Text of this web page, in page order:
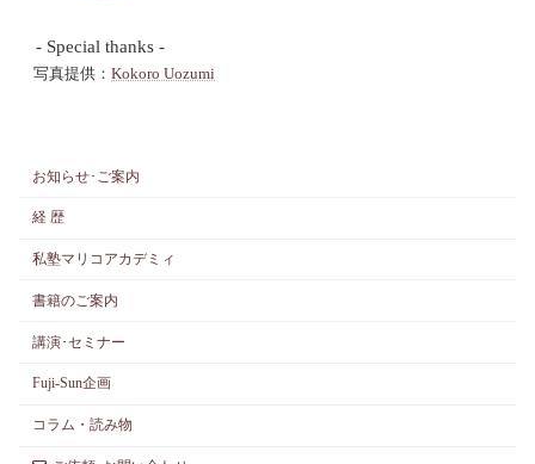
- Special thanks -
写真提供： Kokoro Uozumi
お知らせ･ご案内
経 歴
私塾マリコアカデミィ
書籍のご案内
講演･セミナー
Fuji-Sun企画
コラム・読み物